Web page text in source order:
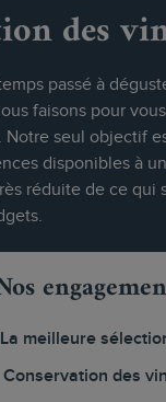
des
passé à
faisons pour
Notre seul objectif
disponibles à
réduite de ce qui
La meilleure
Conservation des